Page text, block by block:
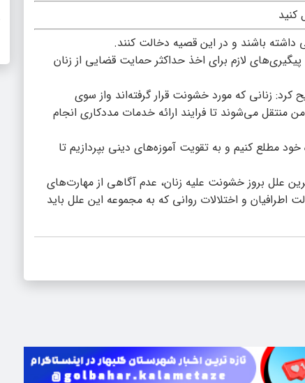
کنید
باشند و در این قصیه دخالت کنند.
لازم برای اخذ حداکثر حمایت قضایی از زنان
زنانی که مورد خشونت قرار گرفته‌اند واز سوی
منتقل می‌شوند تا فرایند ارائه خدمات مددکاری انجام
مطلع کنیم و به تقویت آموزه‌های دینی بپردازیم تا
علل بروز خشونت علیه زنان، عدم آگاهی از مهارت‌های
و اختلالات روانی که به مجموعه این علل باید